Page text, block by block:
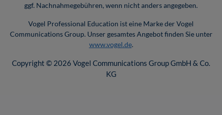
ggf. Nachnahmegebühren, wenn nicht anders angegeben.
Vogel Professional Education ist eine Marke der Vogel
Communications Group. Unser gesamtes Angebot finden Sie unter
www.vogel.de.
Copyright © 2026 Vogel Communications Group GmbH & Co.
KG